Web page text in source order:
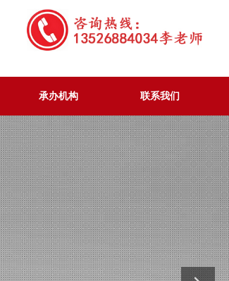
承办机构 联系我们